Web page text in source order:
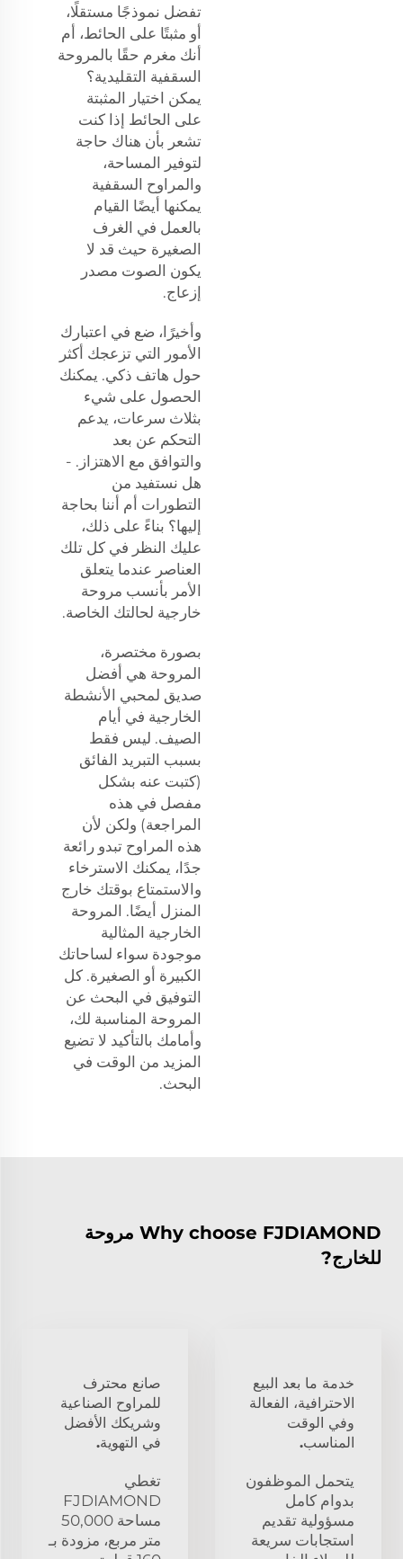
تفضل نموذجًا مستقلًا،
أو مثبتًا على الحائط، أم
أنك مغرم حقًا بالمروحة
السقفية التقليدية؟
يمكن اختيار المثبتة
على الحائط إذا كنت
تشعر بأن هناك حاجة
لتوفير المساحة،
والمراوح السقفية
يمكنها أيضًا القيام
بالعمل في الغرف
الصغيرة حيث قد لا
يكون الصوت مصدر
إزعاج.
وأخيرًا، ضع في اعتبارك
الأمور التي تزعجك أكثر
حول هاتف ذكي. يمكنك
الحصول على شيء
بثلاث سرعات، يدعم
التحكم عن بعد
والتوافق مع الاهتزاز. -
هل نستفيد من
التطورات أم أننا بحاجة
إليها؟ بناءً على ذلك،
عليك النظر في كل تلك
العناصر عندما يتعلق
الأمر بأنسب مروحة
خارجية لحالتك الخاصة.
بصورة مختصرة،
المروحة هي أفضل
صديق لمحبي الأنشطة
الخارجية في أيام
الصيف. ليس فقط
بسبب التبريد الفائق
(كتبت عنه بشكل
مفصل في هذه
المراجعة) ولكن لأن
هذه المراوح تبدو رائعة
جدًا، يمكنك الاسترخاء
والاستمتاع بوقتك خارج
المنزل أيضًا. المروحة
الخارجية المثالية
موجودة سواء لساحاتك
الكبيرة أو الصغيرة. كل
التوفيق في البحث عن
المروحة المناسبة لك،
وأمامك بالتأكيد لا تضيع
المزيد من الوقت في
البحث.
Why choose FJDIAMOND مروحة
للخارج?
خدمة ما بعد البيع
الاحترافية، الفعالة
وفي الوقت
المناسب.
يتحمل الموظفون
بدوام كامل
مسؤولية تقديم
استجابات سريعة
صانع محترف
للمراوح الصناعية
وشريكك الأفضل
في التهوية.
تغطي
FJDIAMOND
مساحة 50,000
متر مربع، مزودة بـ